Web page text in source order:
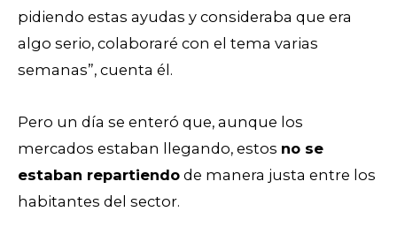
pidiendo estas ayudas y consideraba que era
algo serio, colaboraré con el tema varias
semanas”, cuenta él.
Pero un día se enteró que, aunque los
mercados estaban llegando, estos no se
estaban repartiendo de manera justa entre los
habitantes del sector.